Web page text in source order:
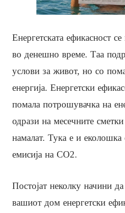
Енергетската ефикасност
во денешно време. Таа
услови за живот, но со
енергија. Енергетски
помала потрошувачка на
одрази на месечните
намалат. Тука е и еколошка
емисија на CO2.
Постојат неколку начини
вашиот дом енергетски